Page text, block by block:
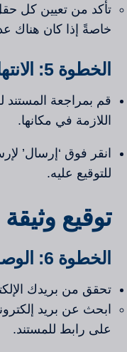
تأكد من تعيين كل
خاصةً إذا كان هناك
الخطوة 5: الانتهاء من الوثيقة
قم بمراجعة المستند
اللازمة في مكانها.
انقر فوق ‘إرسال’
للتوقيع عليه.
توقيع وثيقة
الخطوة 6: الوصول إلى المستند
تحقق من بريدك
على رابط للمستند.